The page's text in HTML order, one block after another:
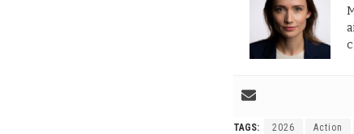
TAGS: 2026 Action